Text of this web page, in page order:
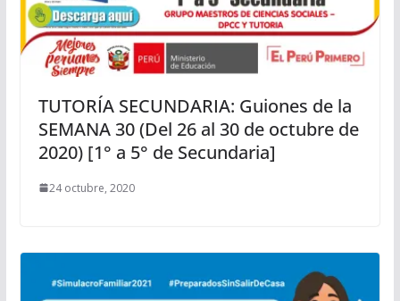
TUTORÍA SECUNDARIA: Guiones de la
SEMANA 30 (Del 26 al 30 de octubre de
2020) [1° a 5° de Secundaria]
24 octubre, 2020